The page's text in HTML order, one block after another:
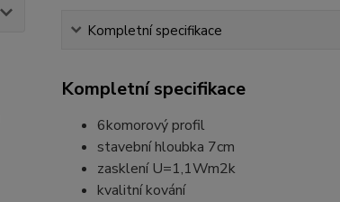
Kompletní specifikace
Kompletní specifikace
6komorový profil
stavební hloubka 7cm
zasklení U=1,1Wm2k
kvalitní kování